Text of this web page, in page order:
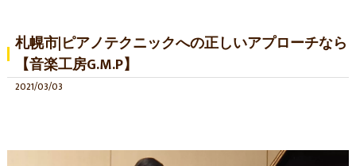
札幌市|ピアノテクニックへの正しいアプローチなら
【音楽工房G.M.P】
2021/03/03